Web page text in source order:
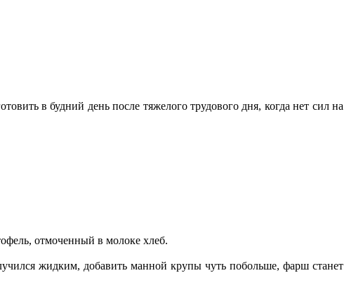
в будний день после тяжелого трудового дня, когда нет сил на
отмоченный в молоке хлеб.
жидким, добавить манной крупы чуть побольше, фарш станет